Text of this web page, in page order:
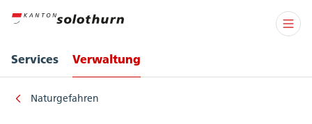
Services Verwaltung
Naturgefahren